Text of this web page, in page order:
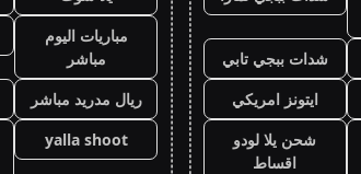
شدات ببجي تابي
ايتونز امريكي
شحن يلا لودو
اقساط
مباريات اليوم
مباشر
ريال مدريد مباشر
yalla shoot